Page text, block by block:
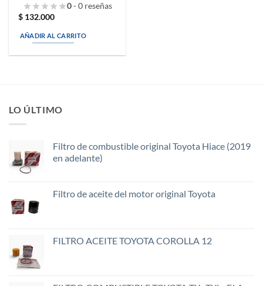
0- 0 reseñas
$ 132.000
AÑADIR AL CARRITO
LO ÚLTIMO
Filtro de combustible original Toyota Hiace (2019
en adelante)
Filtro de aceite del motor original Toyota
FILTRO ACEITE TOYOTA COROLLA 12